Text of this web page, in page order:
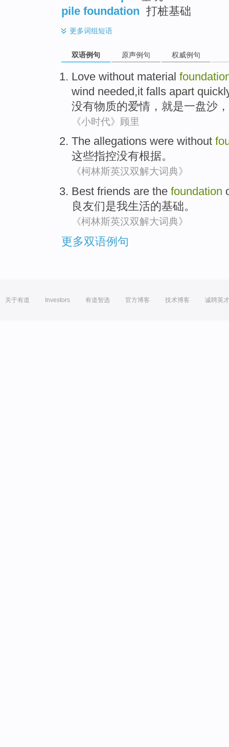
pile foundation 打桩基础
更多词组短语
双语例句 原声例句 权威例句
Love without material
wind needed,it falls apart
没有物质的爱情 ， 就是一盘沙 ，
《小时代》顾里
The allegations were without
这些指控没有根据。
《柯林斯英汉双解大词典》
Best friends are the foundation
良友们是我生活的基础。
《柯林斯英汉双解大词典》
更多双语例句
关于有道 Investors 有道智选 官方博客 技术博客 诚聘英才